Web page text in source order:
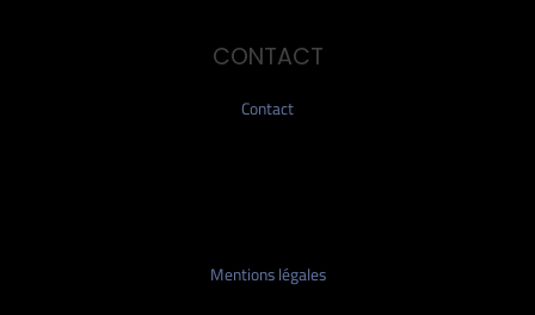
CONTACT
Contact
Mentions légales